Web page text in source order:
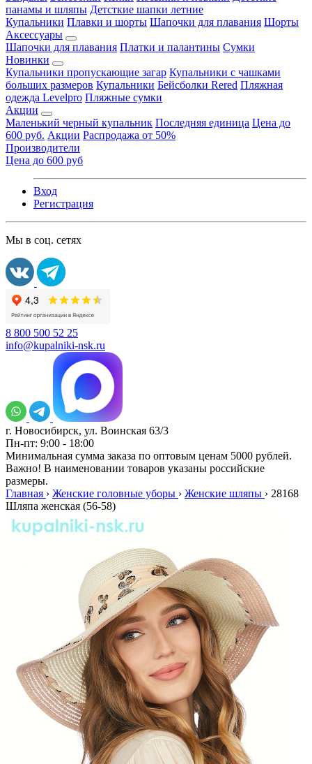
панамы и шляпы Детсткие шапки летние
Купальники Плавки и шорты Шапочки для плавания Шорты
Аксессуары
Шапочки для плавания Платки и палантины Сумки
Новинки
Купальники пропускающие загар Купальники с чашками
больших размеров Купальники Бейсболки Rered Пляжная
одежда Levelpro Пляжные сумки
Акции
Маленький черный купальник Последняя единица Цена до
600 руб. Акции Распродажа от 50%
Производители
Цена до 600 руб
Вход
Регистрация
Мы в соц. сетях
8 800 500 52 25
info@kupalniki-nsk.ru
г. Новосибирск, ул. Воинская 63/3
Пн-пт: 9:00 - 18:00
Минимальная сумма заказа по оптовым ценам 5000 рублей.
Важно! В наименовании товаров указаны российские
размеры.
Главная › Женские головные уборы › Женские шляпы › 28168
Шляпа женская (56-58)